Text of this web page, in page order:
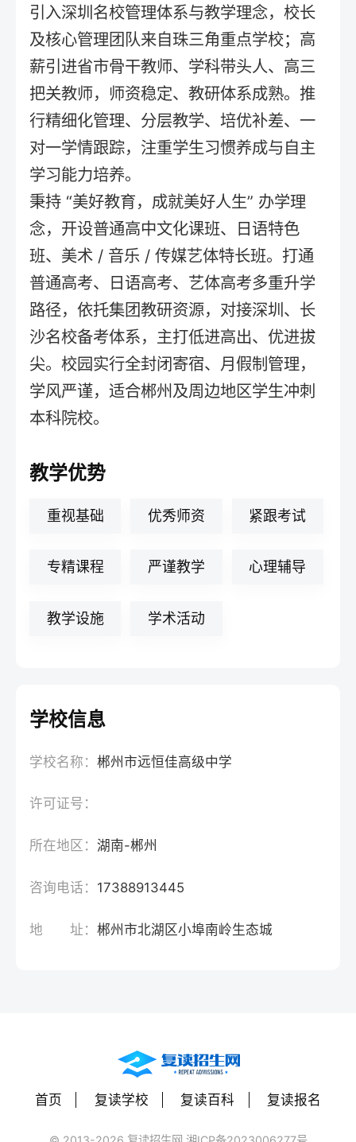
引入深圳名校管理体系与教学理念，校长
及核心管理团队来自珠三角重点学校；高
薪引进省市骨干教师、学科带头人、高三
把关教师，师资稳定、教研体系成熟。推
行精细化管理、分层教学、培优补差、一
对一学情跟踪，注重学生习惯养成与自主
学习能力培养。
秉持 “美好教育，成就美好人生” 办学理
念，开设普通高中文化课班、日语特色
班、美术 / 音乐 / 传媒艺体特长班。打通
普通高考、日语高考、艺体高考多重升学
路径，依托集团教研资源，对接深圳、长
沙名校备考体系，主打低进高出、优进拔
尖。校园实行全封闭寄宿、月假制管理，
学风严谨，适合郴州及周边地区学生冲刺
本科院校。
教学优势
重视基础 优秀师资 紧跟考试
专精课程 严谨教学 心理辅导
教学设施 学术活动
学校信息
学校名称：郴州市远恒佳高级中学
许可证号：
所在地区：湖南-郴州
咨询电话： 17388913445
地 址：郴州市北湖区小埠南岭生态城
首页 复读学校 复读百科 复读报名